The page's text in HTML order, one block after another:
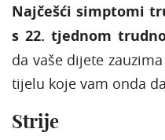
Najčešći simptomi
s 22. tjednom
da vaše dijete
tijelu koje vam onda
Strije